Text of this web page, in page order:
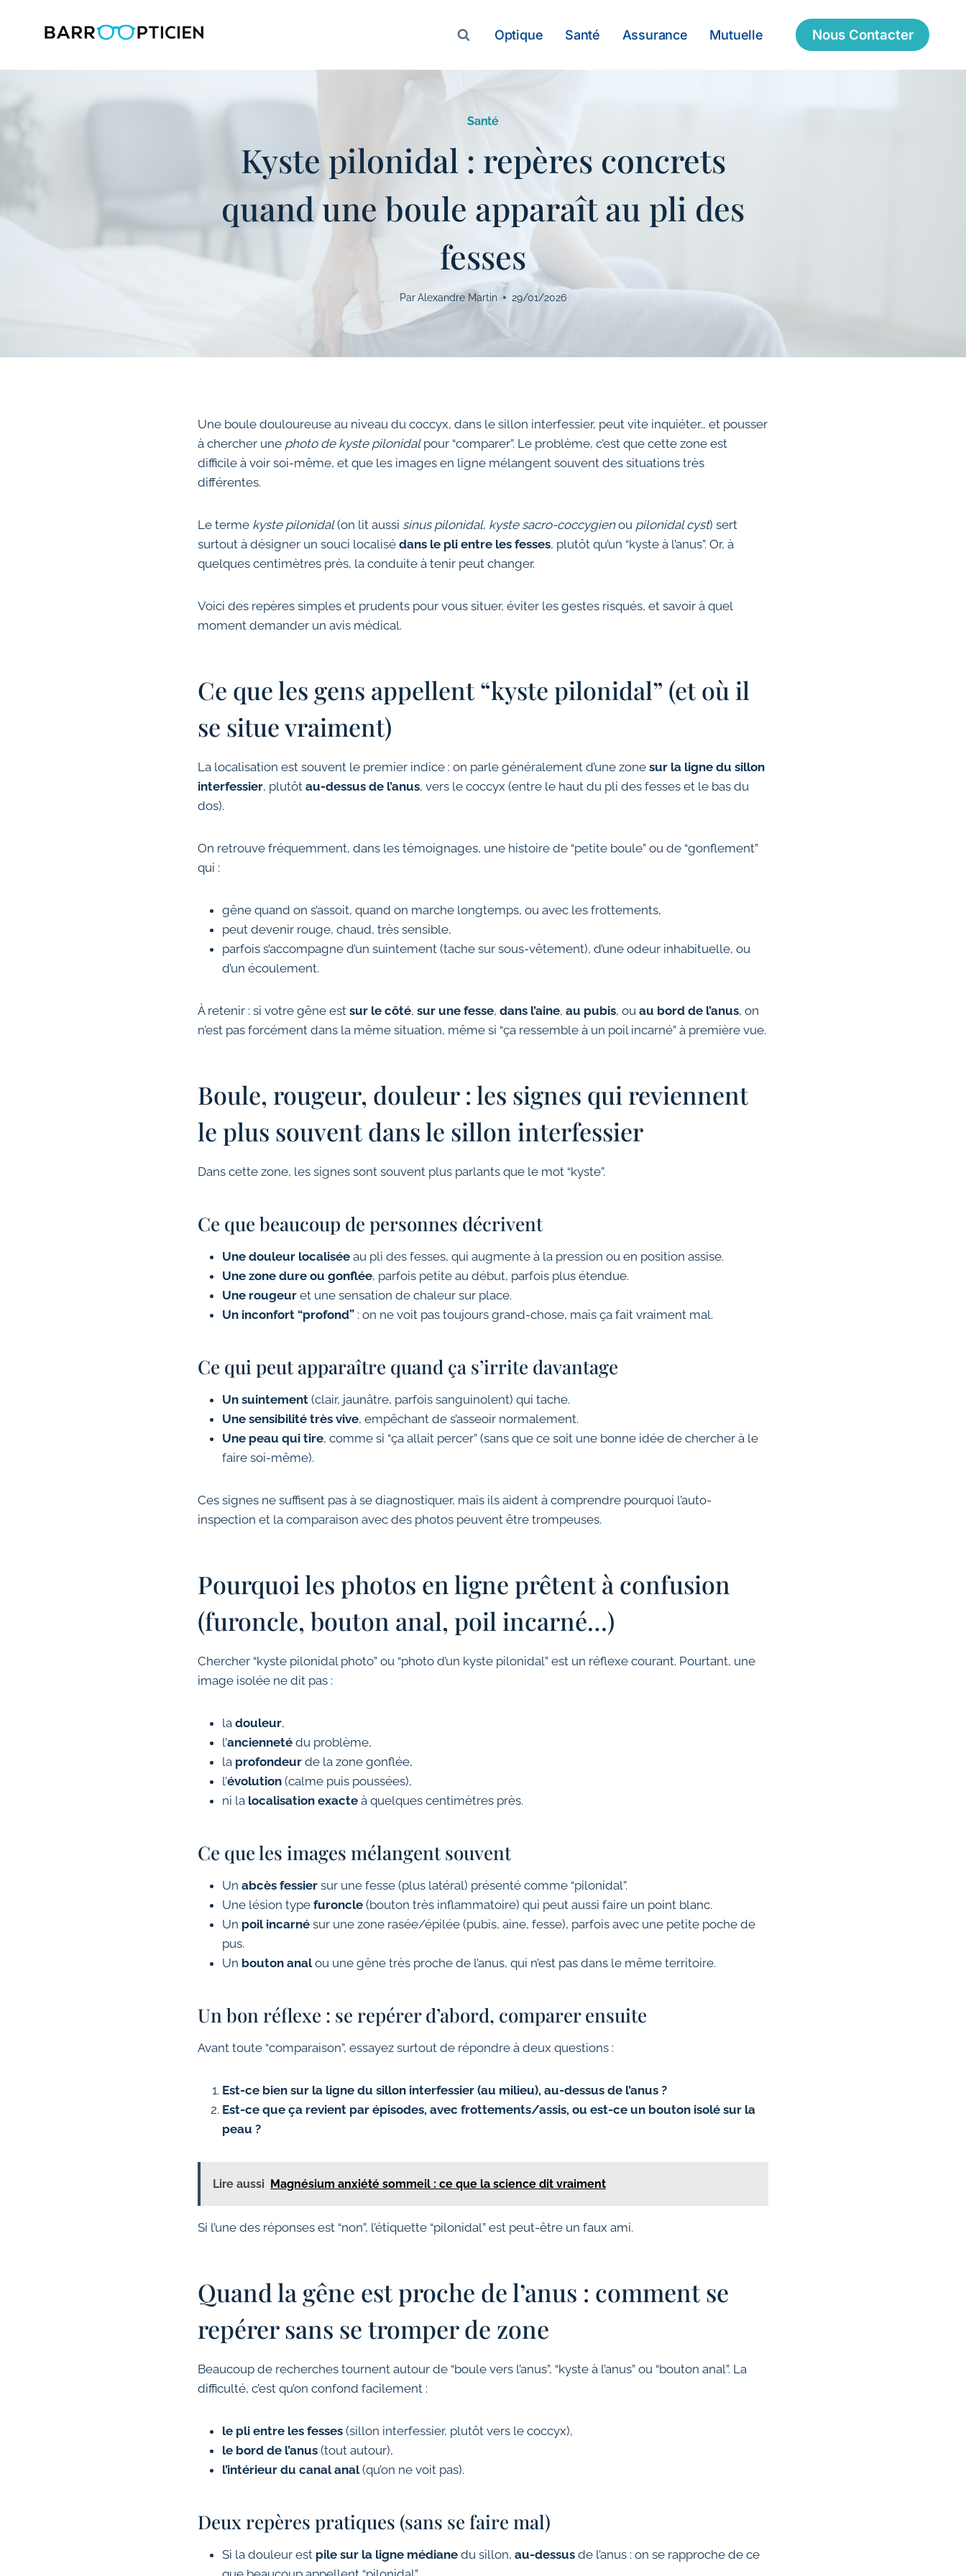
Optique Santé Assurance Mutuelle Nous Contacter
Santé
Kyste pilonidal : repères concrets
quand une boule apparaît au pli des
fesses
ParAlexandre Martin 29/01/2026
Une boule douloureuse au niveau du coccyx, dans le sillon interfessier, peut vite inquiéter… et pousser
à chercher une photo de kyste pilonidalpour “comparer”. Le problème, c’est que cette zone est
difficile à voir soi-même, et que les images en ligne mélangent souvent des situations très
différentes.
Le terme kyste pilonidal(on lit aussi sinus pilonidal, kyste sacro-coccygienou pilonidal cyst) sert
surtout à désigner un souci localisé dans le pli entre les fesses, plutôt qu’un “kyste à l’anus”. Or, à
quelques centimètres près, la conduite à tenir peut changer.
Voici des repères simples et prudents pour vous situer, éviter les gestes risqués, et savoir à quel
moment demander un avis médical.
Ce que les gens appellent “kyste pilonidal” (et où il
se situe vraiment)
La localisation est souvent le premier indice : on parle généralement d’une zone sur la ligne du sillon
interfessier, plutôt au-dessus de l’anus, vers le coccyx (entre le haut du pli des fesses et le bas du
dos).
On retrouve fréquemment, dans les témoignages, une histoire de “petite boule” ou de “gonflement”
qui :
gêne quand on s’assoit, quand on marche longtemps, ou avec les frottements,
peut devenir rouge, chaud, très sensible,
parfois s’accompagne d’un suintement (tache sur sous-vêtement), d’une odeur inhabituelle, ou
d’un écoulement.
À retenir : si votre gêne est sur le côté, sur une fesse, dans l’aine, au pubis, ou au bord de l’anus, on
n’est pas forcément dans la même situation, même si “ça ressemble à un poil incarné” à première vue.
Boule, rougeur, douleur : les signes qui reviennent
le plus souvent dans le sillon interfessier
Dans cette zone, les signes sont souvent plus parlants que le mot “kyste”.
Ce que beaucoup de personnes décrivent
Une douleur localisée au pli des fesses, qui augmente à la pression ou en position assise.
Une zone dure ou gonflée, parfois petite au début, parfois plus étendue.
Une rougeur et une sensation de chaleur sur place.
Un inconfort “profond” : on ne voit pas toujours grand-chose, mais ça fait vraiment mal.
Ce qui peut apparaître quand ça s’irrite davantage
Un suintement (clair, jaunâtre, parfois sanguinolent) qui tache.
Une sensibilité très vive, empêchant de s’asseoir normalement.
Une peau qui tire, comme si “ça allait percer” (sans que ce soit une bonne idée de chercher à le
faire soi-même).
Ces signes ne suffisent pas à se diagnostiquer, mais ils aident à comprendre pourquoi l’auto-
inspection et la comparaison avec des photos peuvent être trompeuses.
Pourquoi les photos en ligne prêtent à confusion
(furoncle, bouton anal, poil incarné…)
Chercher “kyste pilonidal photo” ou “photo d’un kyste pilonidal” est un réflexe courant. Pourtant, une
image isolée ne dit pas :
la douleur,
l’ancienneté du problème,
la profondeur de la zone gonflée,
l’évolution (calme puis poussées),
ni la localisation exacte à quelques centimètres près.
Ce que les images mélangent souvent
Un abcès fessier sur une fesse (plus latéral) présenté comme “pilonidal”.
Une lésion type furoncle (bouton très inflammatoire) qui peut aussi faire un point blanc.
Un poil incarné sur une zone rasée/épilée (pubis, aine, fesse), parfois avec une petite poche de
pus.
Un bouton analou une gêne très proche de l’anus, qui n’est pas dans le même territoire.
Un bon réflexe : se repérer d’abord, comparer ensuite
Avant toute “comparaison”, essayez surtout de répondre à deux questions :
Est-ce bien sur la ligne du sillon interfessier (au milieu), au-dessus de l’anus ?
Est-ce que ça revient par épisodes, avec frottements/assis, ou est-ce un bouton isolé sur la
peau ?
Lire aussi Magnésium anxiété sommeil : ce que la science dit vraiment
Si l’une des réponses est “non”, l’étiquette “pilonidal” est peut-être un faux ami.
Quand la gêne est proche de l’anus : comment se
repérer sans se tromper de zone
Beaucoup de recherches tournent autour de “boule vers l’anus”, “kyste à l’anus” ou “bouton anal”. La
difficulté, c’est qu’on confond facilement :
le pli entre les fesses (sillon interfessier, plutôt vers le coccyx),
le bord de l’anus (tout autour),
l’intérieur du canal anal(qu’on ne voit pas).
Deux repères pratiques (sans se faire mal)
Si la douleur est pile sur la ligne médiane du sillon, au-dessus de l’anus : on se rapproche de ce